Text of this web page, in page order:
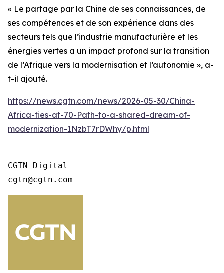
« Le partage par la Chine de ses connaissances, de
ses compétences et de son expérience dans des
secteurs tels que l’industrie manufacturière et les
énergies vertes a un impact profond sur la transition
de l’Afrique vers la modernisation et l’autonomie », a-
t-il ajouté.
https://news.cgtn.com/news/2026-05-30/China-
Africa-ties-at-70-Path-to-a-shared-dream-of-
modernization-1NzbT7rDWhy/p.html
CGTN Digital
cgtn@cgtn.com